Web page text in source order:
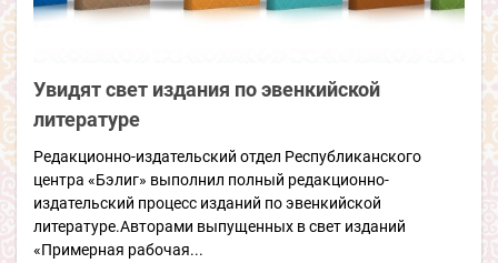
Увидят свет издания по эвенкийской
литературе
Редакционно-издательский отдел Республиканского
центра «Бэлиг» выполнил полный редакционно-
издательский процесс изданий по эвенкийской
литературе.Авторами выпущенных в свет изданий
«Примерная рабочая...